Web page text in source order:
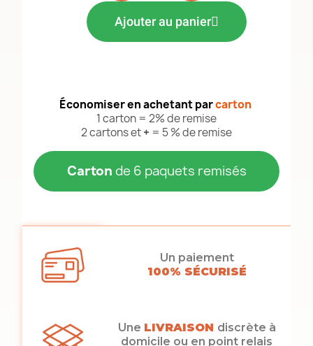
Ajouter au panier
Économiser en achetant parcarton
1 carton = 2% de remise
2 cartons et+ = 5 % de remise
Carton de 6 paquets remisés
Un paiement
100% SÉCURISÉ
Une LIVRAISON discrète à
domicile ou en point relais